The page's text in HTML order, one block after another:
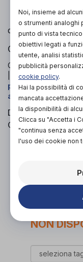
di Tecnologia
CUSCINI
Codice OTGP:
| Codice
per disabili e anziani
antidecubito
Dispositivo in
Confezione
PROVA E
NON
NON
Noi, insieme ad
o strumenti
punto di vista
obiettivi legati a
utente, analisi
pubblicità
cookie policy.
Hai la possibilità di
mancata
la disponibilità di
Clicca su "Accetta i
"continua senza
l'uso dei cookie non